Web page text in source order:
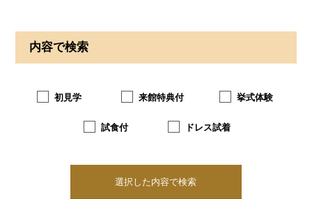
内容で検索
初見学 来館特典付 挙式体験
試食付 ドレス試着
選択した内容で検索